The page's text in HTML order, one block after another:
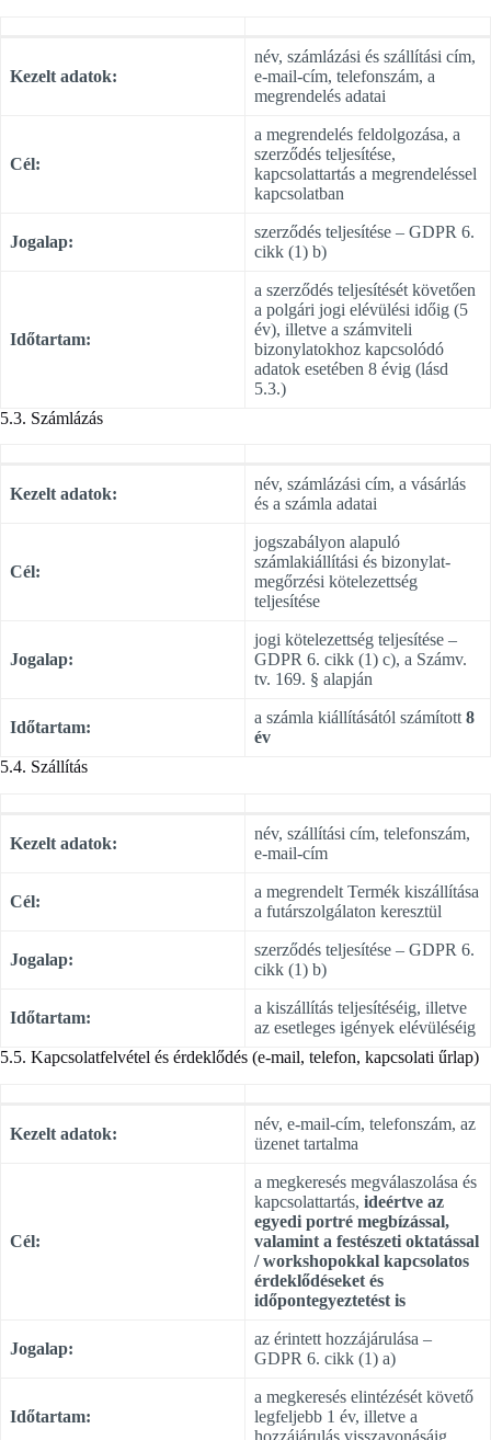
Kezelt adatok:
név, számlázási és szállítási cím,
e-mail-cím, telefonszám, a
megrendelés adatai
Cél:
a megrendelés feldolgozása, a
szerződés teljesítése,
kapcsolattartás a megrendeléssel
kapcsolatban
Jogalap:
szerződés teljesítése – GDPR 6.
cikk (1) b)
Időtartam:
a szerződés teljesítését követően
a polgári jogi elévülési időig (5
év), illetve a számviteli
bizonylatokhoz kapcsolódó
adatok esetében 8 évig (lásd
5.3.)
5.3. Számlázás
Kezelt adatok:
név, számlázási cím, a vásárlás
és a számla adatai
Cél:
jogszabályon alapuló
számlakiállítási és bizonylat-
megőrzési kötelezettség
teljesítése
Jogalap:
jogi kötelezettség teljesítése –
GDPR 6. cikk (1) c), a Számv.
tv. 169. § alapján
Időtartam:
a számla kiállításától számított 8
év
5.4. Szállítás
Kezelt adatok:
név, szállítási cím, telefonszám,
e-mail-cím
Cél:
a megrendelt Termék kiszállítása
a futárszolgálaton keresztül
Jogalap:
szerződés teljesítése – GDPR 6.
cikk (1) b)
Időtartam:
a kiszállítás teljesítéséig, illetve
az esetleges igények elévüléséig
5.5. Kapcsolatfelvétel és érdeklődés (e-mail, telefon, kapcsolati űrlap)
Kezelt adatok:
név, e-mail-cím, telefonszám, az
üzenet tartalma
Cél:
a megkeresés megválaszolása és
kapcsolattartás, ideértve az
egyedi portré megbízással,
valamint a festészeti oktatással
/ workshopokkal kapcsolatos
érdeklődéseket és
időpontegyeztetést is
Jogalap:
az érintett hozzájárulása –
GDPR 6. cikk (1) a)
Időtartam:
a megkeresés elintézését követő
legfeljebb 1 év, illetve a
hozzájárulás visszavonásáig